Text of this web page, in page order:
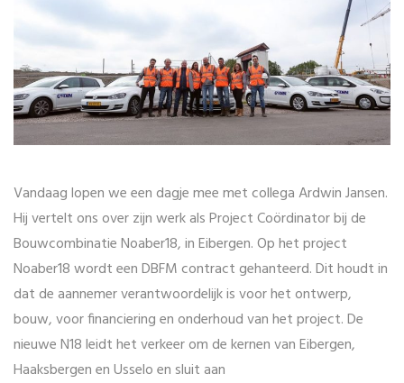
Vandaag lopen we een dagje mee met collega Ardwin Jansen.
Hij vertelt ons over zijn werk als Project Coördinator bij de
Bouwcombinatie Noaber18, in Eibergen. Op het project
Noaber18 wordt een DBFM contract gehanteerd. Dit houdt in
dat de aannemer verantwoordelijk is voor het ontwerp,
bouw, voor financiering en onderhoud van het project. De
nieuwe N18 leidt het verkeer om de kernen van Eibergen,
Haaksbergen en Usselo en sluit aan